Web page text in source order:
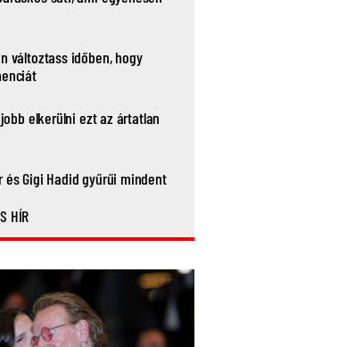
változtass időben, hogy
elkerülni ezt az ártatlan
és Gigi Hadid gyűrűi mindent
HÍR